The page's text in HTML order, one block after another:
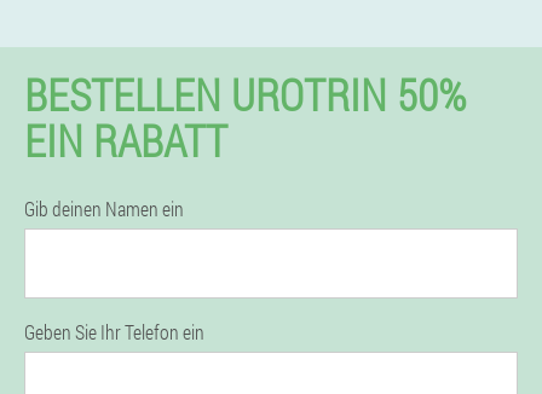
BESTELLEN UROTRIN 50%
EIN RABATT
Gib deinen Namen ein
Geben Sie Ihr Telefon ein